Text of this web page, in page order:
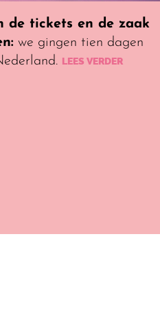
de tickets en de zaak
we gingen tien dagen
LEES VERDER